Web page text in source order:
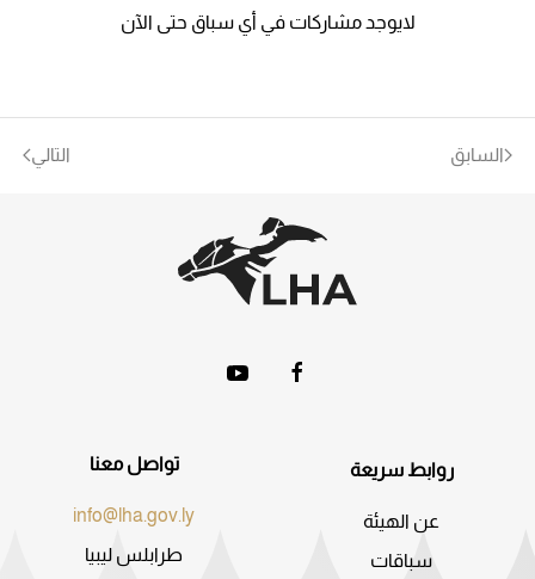
لايوجد مشاركات في أي سباق حتى الآن
السابق التالي
روابط سريعة
عن الهيئة
سباقات
تواصل معنا
info@lha.gov.ly
طرابلس ليبيا